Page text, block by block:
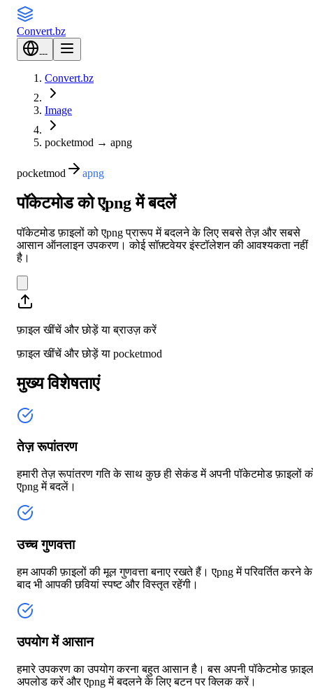
Convert.bz
---
Convert.bz
Image
pocketmod → apng
pocketmod apng
पॉकेटमोड को एpng में बदलें
पॉकेटमोड फ़ाइलों को एpng प्रारूप में बदलने के लिए सबसे तेज़ और सबसे
आसान ऑनलाइन उपकरण। कोई सॉफ़्टवेयर इंस्टॉलेशन की आवश्यकता नहीं
है।
फ़ाइल खींचें और छोड़ें या ब्राउज़ करें
फ़ाइल खींचें और छोड़ें या pocketmod
मुख्य विशेषताएं
तेज़ रूपांतरण
हमारी तेज़ रूपांतरण गति के साथ कुछ ही सेकंड में अपनी पॉकेटमोड फ़ाइलों
एpng में बदलें।
उच्च गुणवत्ता
हम आपकी फ़ाइलों की मूल गुणवत्ता बनाए रखते हैं। एpng में परिवर्तित करने के
बाद भी आपकी छवियां स्पष्ट और विस्तृत रहेंगी।
उपयोग में आसान
हमारे उपकरण का उपयोग करना बहुत आसान है। बस अपनी पॉकेटमोड फ़ाइल
अपलोड करें और एpng में बदलने के लिए बटन पर क्लिक करें।